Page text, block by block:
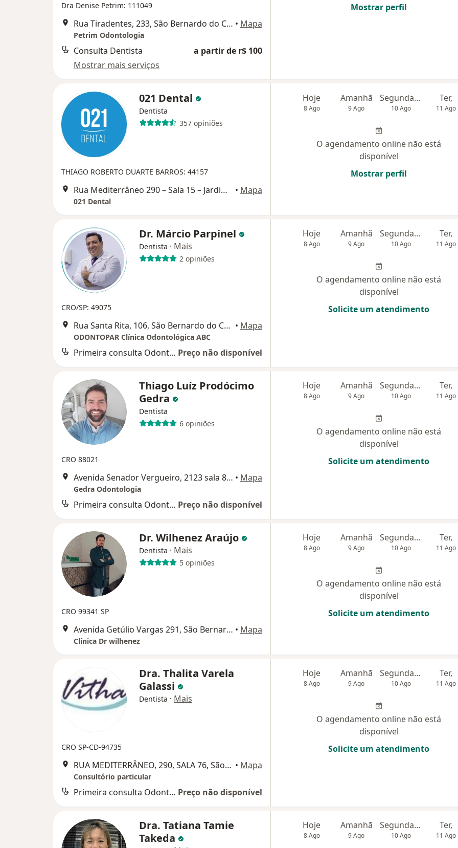
Dra Denise Petrim: 111049
Rua Tiradentes, 233, São Bernardo do Campo • Mapa
Petrim Odontologia
Consulta Dentista
a partir de r$ 100
Mostrar mais serviços
Mostrar perfil
021 Dental
Dentista
357 opiniões
THIAGO ROBERTO DUARTE BARROS: 44157
Rua Mediterrâneo 290 – Sala 15 – Jardim do Mar – São Bernardo do Campo – SP, São Bernardo do Campo • Mapa
021 Dental
Hoje
8 Ago
Amanhã
9 Ago
Segunda-feira
10 Ago
Ter,
11 Ago
O agendamento online não está
disponível
Mostrar perfil
Dr. Márcio Parpinel
Dentista · Mais
2 opiniões
CRO/SP: 49075
Rua Santa Rita, 106, São Bernardo do Campo • Mapa
ODONTOPAR Clínica Odontológica ABC
Primeira consulta Odontológica Preço não disponível
Hoje
8 Ago
Amanhã
9 Ago
Segunda-feira
10 Ago
Ter,
11 Ago
O agendamento online não está
disponível
Solicite um atendimento
Thiago Luíz Prodócimo
Gedra
Dentista
6 opiniões
CRO 88021
Avenida Senador Vergueiro, 2123 sala 806, São Bernardo do Campo • Mapa
Gedra Odontologia
Primeira consulta Odontológica Preço não disponível
Hoje
8 Ago
Amanhã
9 Ago
Segunda-feira
10 Ago
Ter,
11 Ago
O agendamento online não está
disponível
Solicite um atendimento
Dr. Wilhenez Araújo
Dentista · Mais
5 opiniões
CRO 99341 SP
Avenida Getúlio Vargas 291, São Bernardo do Campo • Mapa
Clínica Dr wilhenez
Hoje
8 Ago
Amanhã
9 Ago
Segunda-feira
10 Ago
Ter,
11 Ago
O agendamento online não está
disponível
Solicite um atendimento
Dra. Thalita Varela
Galassi
Dentista · Mais
CRO SP-CD-94735
RUA MEDITERRÂNEO, 290, SALA 76, São Bernardo do Campo • Mapa
Consultório particular
Primeira consulta Odontológica Preço não disponível
Hoje
8 Ago
Amanhã
9 Ago
Segunda-feira
10 Ago
Ter,
11 Ago
O agendamento online não está
disponível
Solicite um atendimento
Dra. Tatiana Tamie
Takeda
Hoje
8 Ago
Amanhã
9 Ago
Segunda-feira
10 Ago
Ter,
11 Ago